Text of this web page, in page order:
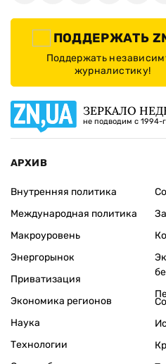
ПОДДЕРЖАТЬ
Поддержать
журналистику!
ЗЕРКАЛО
не подводим с 1994-
АРХИВ
Внутренняя политика
Международная политика
Макроуровень
Энергорынок
Приватизация
Экономика регионов
Наука
Технологии